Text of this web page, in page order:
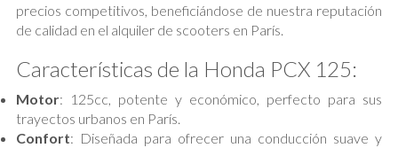
precios competitivos, beneficiándose de nuestra reputación
de calidad en el alquiler de scooters en París.
Características de la Honda PCX 125:
Motor: 125cc, potente y económico, perfecto para sus
trayectos urbanos en París.
Confort: Diseñada para ofrecer una conducción suave y